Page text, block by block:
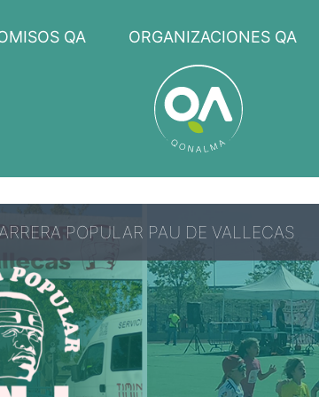
QA ORGANIZACIONES QA
POPULAR PAU DE VALLECAS